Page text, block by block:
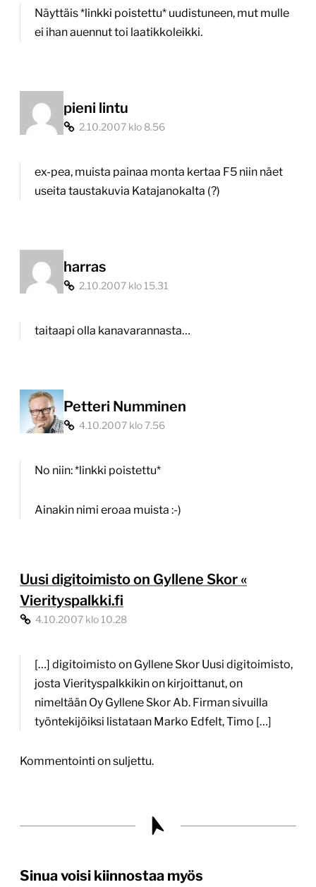
Näyttäis *linkki poistettu* uudistuneen, mut mulle
ei ihan auennut toi laatikkoleikki.
pieni lintu
2.10.2007 klo 8.56
ex-pea, muista painaa monta kertaa F5 niin näet
useita taustakuvia Katajanokalta (?)
harras
2.10.2007 klo 15.31
taitaapi olla kanavarannasta…
Petteri Numminen
4.10.2007 klo 7.56
No niin: *linkki poistettu*
Ainakin nimi eroaa muista :-)
Uusi digitoimisto on Gyllene Skor «
Vierityspalkki.fi
4.10.2007 klo 10.28
[…] digitoimisto on Gyllene Skor Uusi digitoimisto,
josta Vierityspalkkikin on kirjoittanut, on
nimeltään Oy Gyllene Skor Ab. Firman sivuilla
työntekijöiksi listataan Marko Edfelt, Timo […]
Kommentointi on suljettu.
Sinua voisi kiinnostaa myös